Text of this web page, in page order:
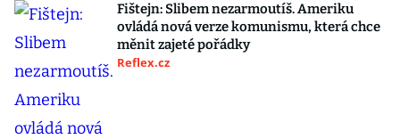
Fištejn: Slibem nezarmoutíš. Ameriku
ovládá nová verze komunismu, která chce
měnit zajeté pořádky
Reflex.cz